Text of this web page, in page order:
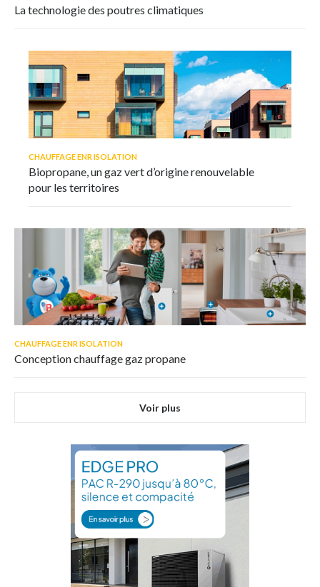
La technologie des poutres climatiques
CHAUFFAGE ENR ISOLATION
Biopropane, un gaz vert d’origine renouvelable
pour les territoires
CHAUFFAGE ENR ISOLATION
Conception chauffage gaz propane
Voir plus